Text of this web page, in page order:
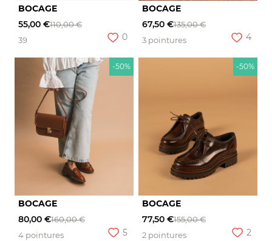
BOCAGE
55,00 €110,00 €
39
0
BOCAGE
67,50 €135,00 €
3 pointures
4
-50%
BOCAGE
80,00 €160,00 €
4 pointures
5
-50%
BOCAGE
77,50 €155,00 €
2 pointures
2